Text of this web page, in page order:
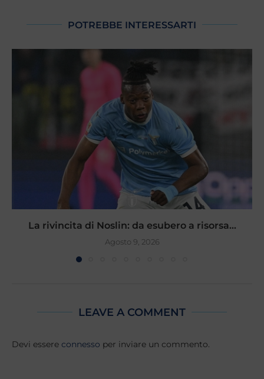
POTREBBE INTERESSARTI
La rivincita di Noslin: da esubero a risorsa...
Agosto 9, 2026
LEAVE A COMMENT
Devi essere connesso per inviare un commento.